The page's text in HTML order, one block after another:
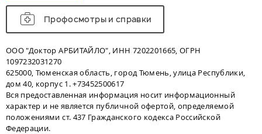
Профосмотры и справки
ООО "Доктор АРБИТАЙЛО", ИНН 7202201665, ОГРН
1097232031270
625000, Тюменская область, город Тюмень, улица Республики,
дом 40, корпус 1. +73452500617
Вся предоставленная информация носит информационный
характер и не является публичной офертой, определяемой
положениями ст. 437 Гражданского кодекса Российской
Федерации.